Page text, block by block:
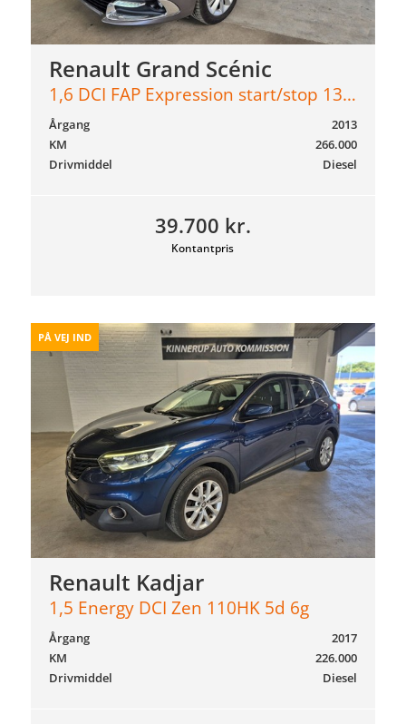
Renault Grand Scénic
1,6 DCI FAP Expression start/stop 130HK 6g
39.700 kr.
Kontantpris
2013
Årgang
266.000
KM
Diesel
Drivmiddel
PÅ VEJ IND
Renault Kadjar
1,5 Energy DCI Zen 110HK 5d 6g
2017
Årgang
226.000
KM
Diesel
Drivmiddel